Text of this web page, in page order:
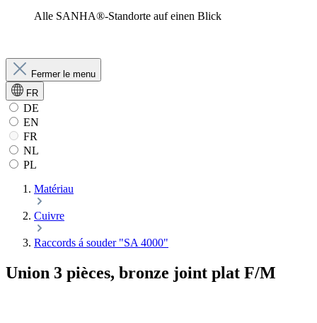
Alle SANHA®-Standorte auf einen Blick
Fermer le menu
FR
DE
EN
FR
NL
PL
Matériau
Cuivre
Raccords á souder "SA 4000"
Union 3 pièces, bronze joint plat F/M